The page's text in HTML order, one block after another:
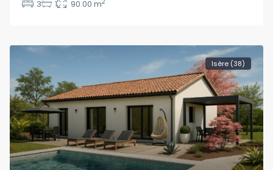
3 1 90.00 m2
Isère (38)